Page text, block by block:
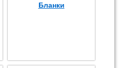
Бланки